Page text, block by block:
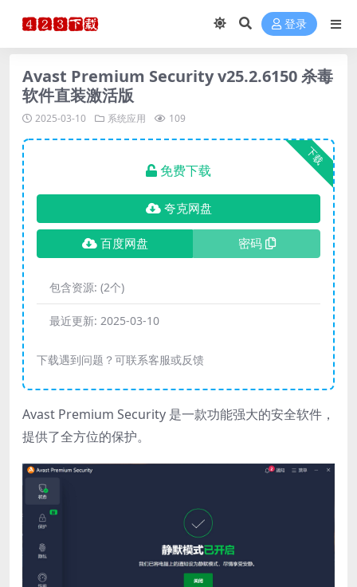
登录
Avast Premium Security v25.2.6150 杀毒
软件直装激活版
2025-03-10 系统应用 109
下载
免费下载
夸克网盘
百度网盘 密码
包含资源: (2个)
最近更新: 2025-03-10
下载遇到问题？可联系客服或反馈
Avast Premium Security 是一款功能强大的安全软件，
提供了全方位的保护。